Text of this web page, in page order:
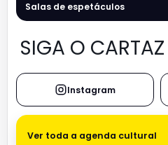
Salas de espetáculos
SIGA O CARTAZ
Instagram
Ver toda a agenda cultural